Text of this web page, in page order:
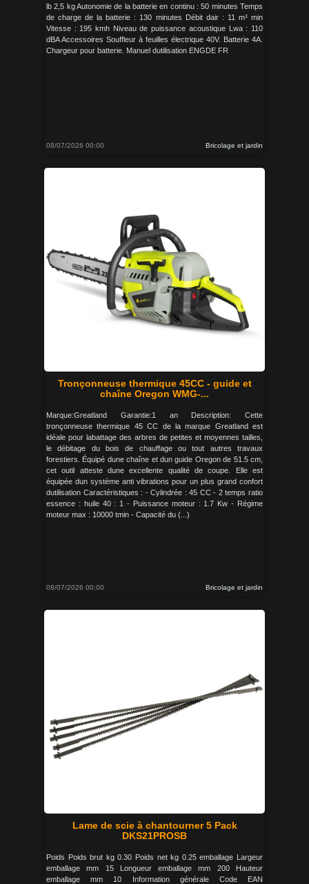
lb 2,5 kg Autonomie de la batterie en continu : 50 minutes Temps
de charge de la batterie : 130 minutes Débit dair : 11 m³ min
Vitesse : 195 kmh Niveau de puissance acoustique Lwa : 110
dBA Accessoires Souffleur à feuilles électrique 40V. Batterie 4A.
Chargeur pour batterie. Manuel dutilisation ENGDE FR
08/07/2026 00:00 Bricolage et jardin
Tronçonneuse thermique 45CC - guide et
chaîne Oregon WMG-...
Marque:Greatland Garantie:1 an Description: Cette
tronçonneuse thermique 45 CC de la marque Greatland est
idéale pour labattage des arbres de petites et moyennes tailles,
le débitage du bois de chauffage ou tout autres travaux
forestiers. Équipé dune chaîne et dun guide Oregon de 51.5 cm,
cet outil atteste dune excellente qualité de coupe. Elle est
équipée dun système anti vibrations pour un plus grand confort
dutilisation Caractéristiques : - Cylindrée : 45 CC - 2 temps ratio
essence : huile 40 : 1 - Puissance moteur : 1.7 Kw - Régime
moteur max : 10000 tmin - Capacité du (...)
08/07/2026 00:00 Bricolage et jardin
Lame de scie à chantourner 5 Pack
DKS21PROSB
Poids Poids brut kg 0.30 Poids net kg 0.25 emballage Largeur
emballage mm 15 Longueur emballage mm 200 Hauteur
emballage mm 10 Information générale Code EAN